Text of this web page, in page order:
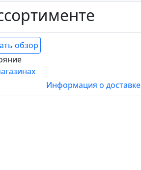
обзор
Информация о доставке